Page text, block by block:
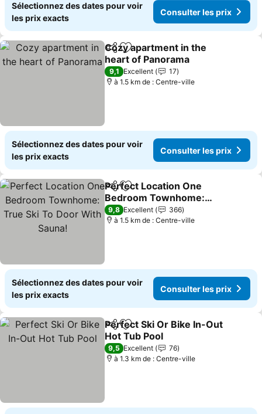
Sélectionnez des dates pour voir
les prix exacts
Consulter les prix
PartagerAjouter à mes favoris
Cozy apartment in the
heart of Panorama
9,1 Excellent
17
à 1.5 km de : Centre-ville
Sélectionnez des dates pour voir
les prix exacts
Consulter les prix
PartagerAjouter à mes favoris
Perfect Location One
Bedroom Townhome:
True Ski To Door With
Sauna!
9,8 Excellent
366
à 1.5 km de : Centre-ville
Sélectionnez des dates pour voir
les prix exacts
Consulter les prix
PartagerAjouter à mes favoris
Perfect Ski Or Bike In-Out
Hot Tub Pool
9,5 Excellent
76
à 1.3 km de : Centre-ville